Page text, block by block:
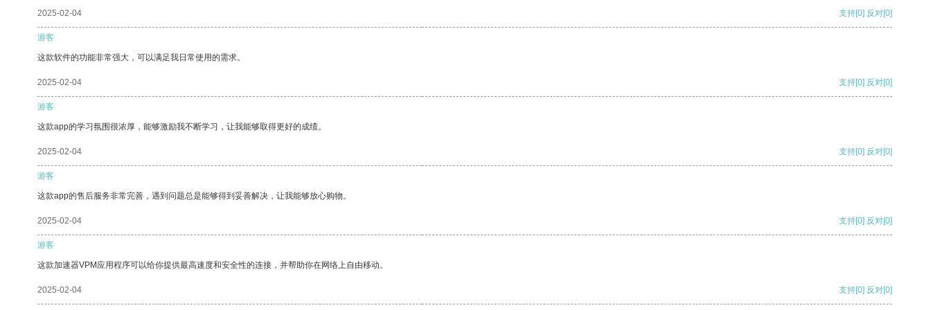
2025-02-04 支持[0] 反对[0]
游客
这款软件的功能非常强大，可以满足我日常使用的需求。
2025-02-04 支持[0] 反对[0]
游客
这款app的学习氛围很浓厚，能够激励我不断学习，让我能够取得更好的成绩。
2025-02-04 支持[0] 反对[0]
游客
这款app的售后服务非常完善，遇到问题总是能够得到妥善解决，让我能够放心购物。
2025-02-04 支持[0] 反对[0]
游客
这款加速器VPM应用程序可以给你提供最高速度和安全性的连接，并帮助你在网络上自由移动。
2025-02-04 支持[0] 反对[0]